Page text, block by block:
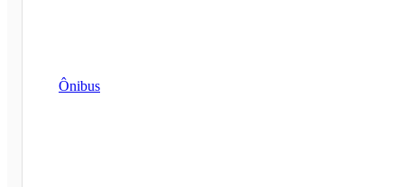
Ônibus